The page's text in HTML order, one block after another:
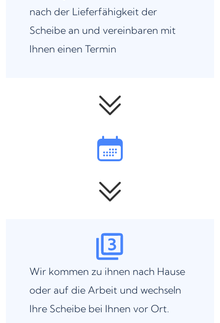
nach der Lieferfähigkeit der
Scheibe an und vereinbaren mit
Ihnen einen Termin
Wir kommen zu ihnen nach Hause
oder auf die Arbeit und wechseln
Ihre Scheibe bei Ihnen vor Ort.